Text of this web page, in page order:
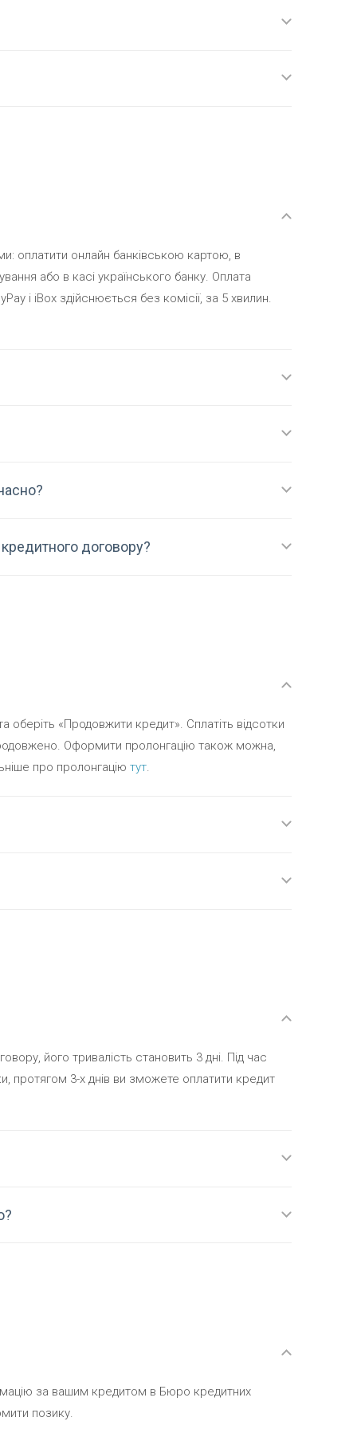
оплатити онлайн банківською картою, в
або в касі українського банку. Оплата
і iBox здійснюється без комісії, за 5 хвилин.
договору?
«Продовжити кредит». Сплатіть відсотки
Оформити пролонгацію також можна,
про пролонгацію тут
його тривалість становить 3 дні. Під час
протягом 3-х днів ви зможете оплатити кредит
за вашим кредитом в Бюро кредитних
позику.